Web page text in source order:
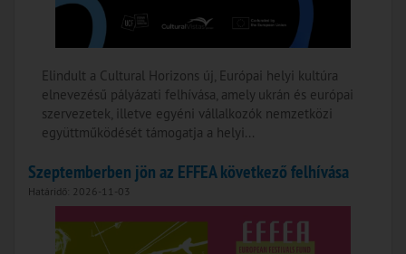
Elindult a Cultural Horizons új, Európai helyi kultúra
elnevezésű pályázati felhívása, amely ukrán és európai
szervezetek, illetve egyéni vállalkozók nemzetközi
együttműködését támogatja a helyi...
Szeptemberben jön az EFFEA következő felhívása
Határidő: 2026-11-03